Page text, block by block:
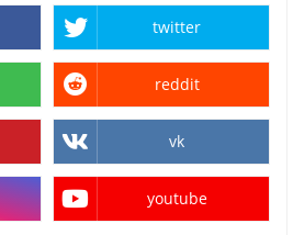
twitter
reddit
vk
youtube